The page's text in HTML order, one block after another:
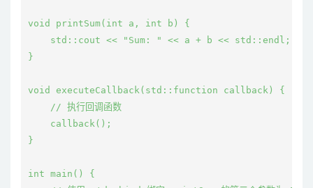
void printSum(int a, int b) {
    std::cout << "Sum: " << a + b << std::endl;
}
void executeCallback(std::function callback) {
    // 执行回调函数
    callback();
}
int main() {